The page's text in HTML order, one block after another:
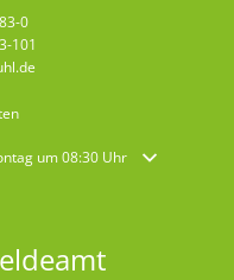
0
101
Schließzeiten auszublenden
um 08:30 Uhr